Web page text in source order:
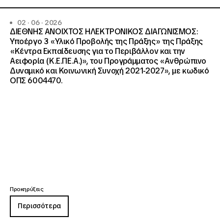
02 · 06 · 2026
ΔΙΕΘΝΗΣ ΑΝΟΙΧΤΟΣ ΗΛΕΚΤΡΟΝΙΚΟΣ ΔΙΑΓΩΝΙΣΜΟΣ:
Υποέργο 3 «Υλικό Προβολής της Πράξης» της Πράξης
«Κέντρα Εκπαίδευσης για το Περιβάλλον και την
Αειφορία (Κ.Ε.ΠΕ.Α.)», του Προγράμματος «Ανθρώπινο
Δυναμικό και Κοινωνική Συνοχή 2021-2027», με κωδικό
ΟΠΣ 6004470.
Προκηρύξεις
Περισσότερα